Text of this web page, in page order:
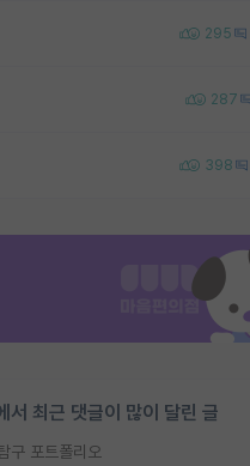
295
287
398
서 최근 댓글이 많이 달린 글
구 포트폴리오